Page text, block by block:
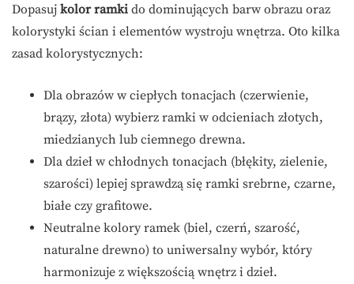
Dopasuj kolor ramki do dominujących barw obrazu oraz
kolorystyki ścian i elementów wystroju wnętrza. Oto kilka
zasad kolorystycznych:
Dla obrazów w ciepłych tonacjach (czerwienie,
brązy, złota) wybierz ramki w odcieniach złotych,
miedzianych lub ciemnego drewna.
Dla dzieł w chłodnych tonacjach (błękity, zielenie,
szarości) lepiej sprawdzą się ramki srebrne, czarne,
białe czy grafitowe.
Neutralne kolory ramek (biel, czerń, szarość,
naturalne drewno) to uniwersalny wybór, który
harmonizuje z większością wnętrz i dzieł.